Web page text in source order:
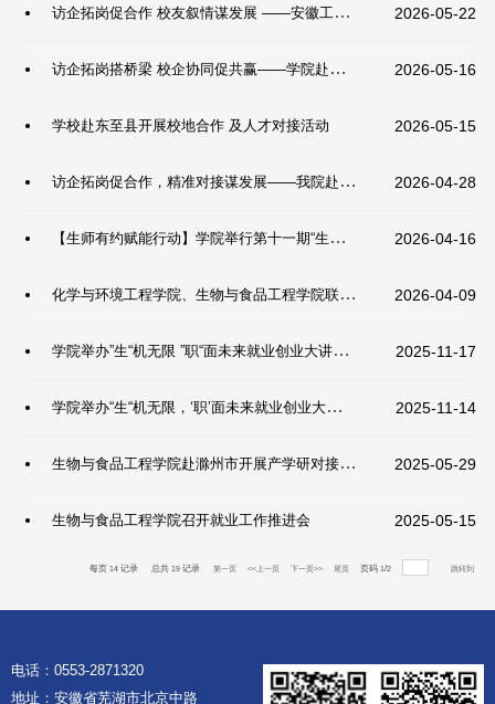
访企拓岗促合作 校友叙情谋发展 ——安徽工程大学赴长虹美菱开展交流活动 2026-05-22
访企拓岗搭桥梁 校企协同促共赢——学院赴宿州开展访企拓岗活动 2026-05-16
学校赴东至县开展校地合作 及人才对接活动 2026-05-15
访企拓岗促合作，精准对接谋发展——我院赴上海、杭州开展访企拓岗专项行动 2026-04-28
【生师有约赋能行动】学院举行第十一期“生师有约”青年博士话成长活动 2026-04-16
化学与环境工程学院、生物与食品工程学院联合举办2026届毕业生专场招聘会 2026-04-09
学院举办”生“机无限 ”职“面未来就业创业大讲堂活动——提前规划，让求职更顺利、创业更稳健 2025-11-17
学院举办“生“机无限，‘职’面未来就业创业大讲堂——打造企业需要的核心竞争力 2025-11-14
生物与食品工程学院赴滁州市开展产学研对接暨访企拓岗活动 2025-05-29
生物与食品工程学院召开就业工作推进会 2025-05-15
每页 14 记录 总共 19 记录 第一页 <<上一页 下一页>> 尾页 页码 1/2 跳转到
电话：0553-2871320
地址：安徽省芜湖市北京中路